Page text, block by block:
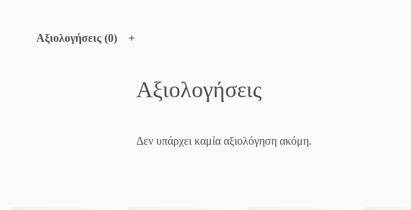
Αξιολογήσεις (0)
Αξιολογήσεις
Δεν υπάρχει καμία αξιολόγηση ακόμη.